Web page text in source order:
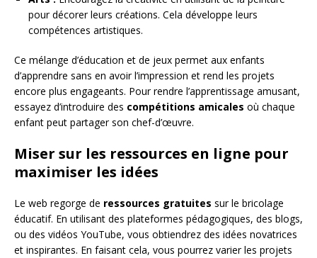
pour décorer leurs créations. Cela développe leurs
compétences artistiques.
Ce mélange d’éducation et de jeux permet aux enfants
d’apprendre sans en avoir l’impression et rend les projets
encore plus engageants. Pour rendre l’apprentissage amusant,
essayez d’introduire des compétitions amicales où chaque
enfant peut partager son chef-d’œuvre.
Miser sur les ressources en ligne pour
maximiser les idées
Le web regorge de ressources gratuites sur le bricolage
éducatif. En utilisant des plateformes pédagogiques, des blogs,
ou des vidéos YouTube, vous obtiendrez des idées novatrices
et inspirantes. En faisant cela, vous pourrez varier les projets